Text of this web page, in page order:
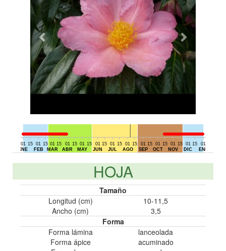
01
ENE
15
01
FEB
15 01
MAR
15
01
ABR
15 01
MAY
15
01
JUN
15
01
JUL
15
01
AGO
15
01
SEP
15
01
OCT
15
01
NOV
15 01
DIC
15
01
ENE
HOJA
Tamaño
Longitud (cm)
10-11,5
Ancho (cm)
3,5
Forma
Forma lámina
lanceolada
Forma ápice
acuminado